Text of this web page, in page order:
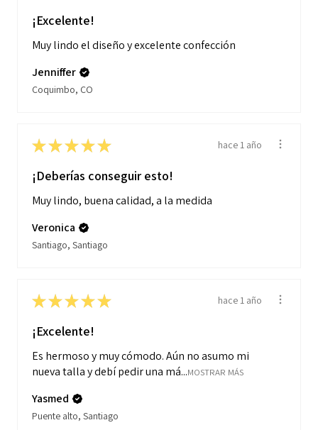
¡Excelente!
Muy lindo el diseño y excelente confección
Jenniffer
Coquimbo, CO
★★★★★ hace 1 año
¡Deberías conseguir esto!
Muy lindo, buena calidad, a la medida
Veronica
Santiago, Santiago
★★★★★ hace 1 año
¡Excelente!
Es hermoso y muy cómodo. Aún no asumo mi
nueva talla y debí pedir una má...MOSTRAR MÁS
Yasmed
Puente alto, Santiago